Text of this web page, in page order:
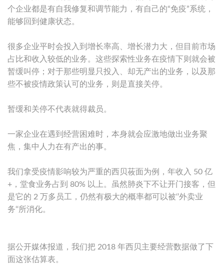
个企业都是有自我修复和调节能力，有自己的“免疫”系统，
能够回到健康状态。
很多企业平时会投入到增长率高、增长潜力大，但目前市场
占比和收入较低的业务。这些探索性业务在疫情下则就会被
暂缓叫停；对于那些明显只投入、却无产出的业务，以及那
些不被疫情政策认可的业务，则是直接关停。
暂缓和关停不代表就得裁员。
一家企业在遇到经营困难时，本身就会应激地做出业务聚
焦，集中人力在有产出的事。
我们拿受疫情影响较为严重的西贝莜面为例，年收入 50 亿
+，堂食业务占到 80% 以上。虽然肺炎下不让开门接客，但
是它的 2 万多员工，仍然有极大的概率都可以被‘’外卖业
务‘‘所消化。
据公开媒体报道，我们把 2018 年西贝主要经营数据做了下
面这张估算表。